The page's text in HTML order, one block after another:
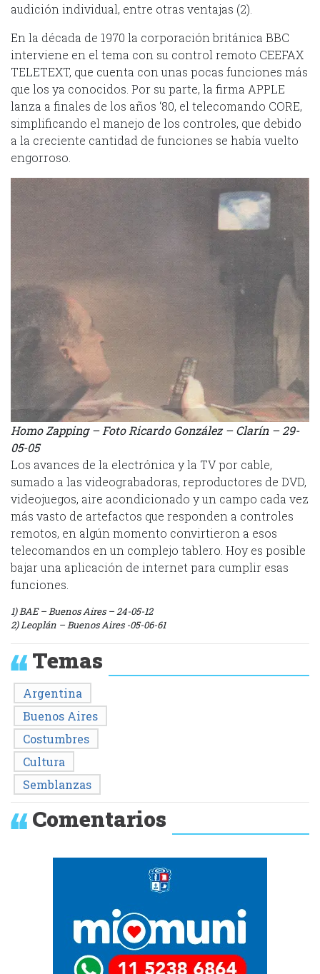
audición individual, entre otras ventajas (2).
En la década de 1970 la corporación británica BBC
interviene en el tema con su control remoto CEEFAX
TELETEXT, que cuenta con unas pocas funciones más
que los ya conocidos. Por su parte, la firma APPLE
lanza a finales de los años ‘80, el telecomando CORE,
simplificando el manejo de los controles, que debido
a la creciente cantidad de funciones se había vuelto
engorroso.
Homo Zapping – Foto Ricardo González – Clarín – 29-
05-05
Los avances de la electrónica y la TV por cable,
sumado a las videograbadoras, reproductores de DVD,
videojuegos, aire acondicionado y un campo cada vez
más vasto de artefactos que responden a controles
remotos, en algún momento convirtieron a esos
telecomandos en un complejo tablero. Hoy es posible
bajar una aplicación de internet para cumplir esas
funciones.
1) BAE – Buenos Aires – 24-05-12
2) Leoplán – Buenos Aires -05-06-61
Temas
Argentina
Buenos Aires
Costumbres
Cultura
Semblanzas
Comentarios